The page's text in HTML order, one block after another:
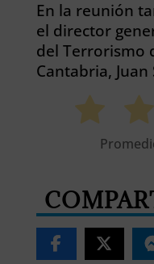
En la reunión
el director
del Terrorismo
Cantabria, Juan